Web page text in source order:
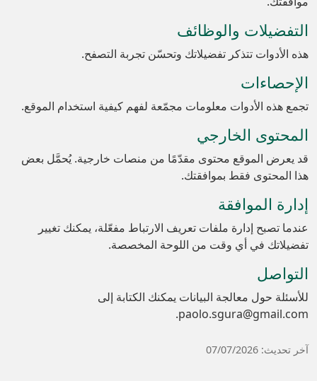
التفضيلات والوظائف
هذه الأدوات تتذكر تفضيلاتك وتحسّن تجربة التصفح.
الإحصاءات
تجمع هذه الأدوات معلومات مجمّعة لفهم كيفية استخدام الموقع.
المحتوى الخارجي
قد يعرض الموقع محتوى مقدّمًا من منصات خارجية. يُحمَّل بعض
هذا المحتوى فقط بموافقتك.
إدارة الموافقة
عندما تصبح إدارة ملفات تعريف الارتباط مفعّلة، يمكنك تغيير
تفضيلاتك في أي وقت من اللوحة المخصصة.
التواصل
للأسئلة حول معالجة البيانات يمكنك الكتابة إلى
paolo.sgura@gmail.com.
آخر تحديث: 07/07/2026